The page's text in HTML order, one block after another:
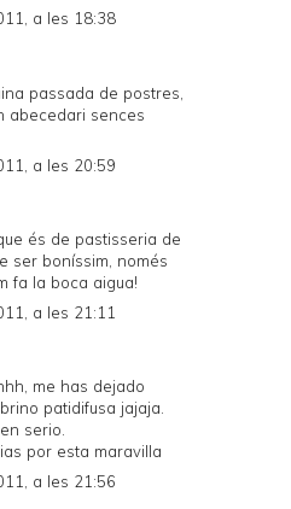
a les 18:38
passada de postres,
abecedari sences
a les 20:59
és de pastisseria de
ser boníssim, només
fa la boca aigua!
a les 21:11
me has dejado
patidifusa jajaja.
en serio.
por esta maravilla
a les 21:56